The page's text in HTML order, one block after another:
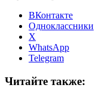
ВКонтакте
Одноклассники
X
WhatsApp
Telegram
Читайте также: